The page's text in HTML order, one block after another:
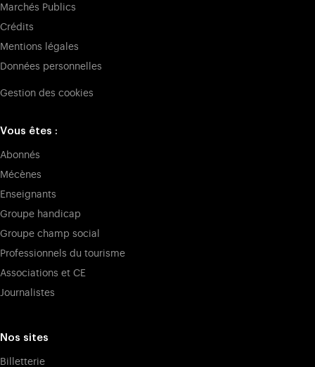
Marchés Publics
Crédits
Mentions légales
Données personnelles
Gestion des cookies
Vous êtes :
Abonnés
Mécènes
Enseignants
Groupe handicap
Groupe champ social
Professionnels du tourisme
Associations et CE
Journalistes
Nos sites
Billetterie